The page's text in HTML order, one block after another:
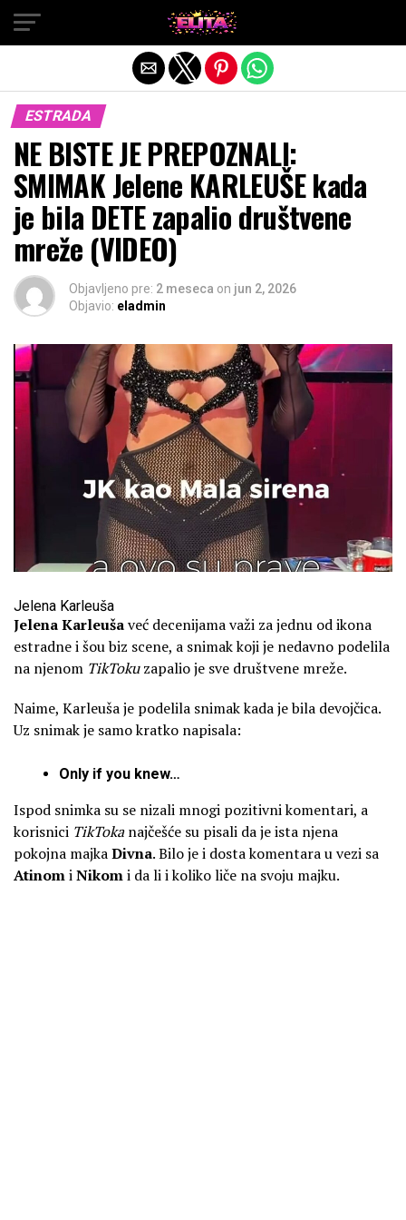
ESTRADA
NE BISTE JE PREPOZNALI:
SMIMAK Jelene KARLEUŠE kada
je bila DETE zapalio društvene
mreže (VIDEO)
Objavljeno pre: 2 meseca on jun 2, 2026
Objavio: eladmin
Jelena Karleuša
Jelena Karleušaveć decenijama važi za jednu od ikona
estradne i šou biz scene, a snimak koji je nedavno podelila
na njenom TikTokuzapalio je sve društvene mreže.
Naime, Karleuša je podelila snimak kada je bila devojčica.
Uz snimak je samo kratko napisala:
Only if you knew…
Ispod snimka su se nizali mnogi pozitivni komentari, a
korisnici TikTokanajčešće su pisali da je ista njena
pokojna majkaDivna. Bilo je i dosta komentara u vezi sa
AtinomiNikomi da li i koliko liče na svoju majku.
Exit mobile version